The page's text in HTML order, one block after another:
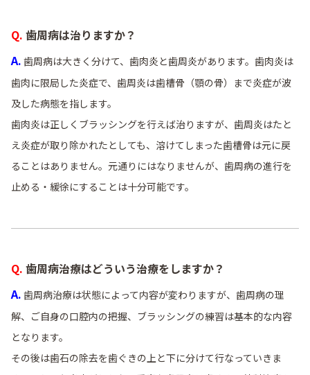
Q. 歯周病は治りますか？
A. 歯周病は大きく分けて、歯肉炎と歯周炎があります。歯肉炎は
歯肉に限局した炎症で、歯周炎は歯槽骨（顎の骨）まで炎症が波
及した病態を指します。
歯肉炎は正しくブラッシングを行えば治りますが、歯周炎はたと
え炎症が取り除かれたとしても、溶けてしまった歯槽骨は元に戻
ることはありません。元通りにはなりませんが、歯周病の進行を
止める・緩徐にすることは十分可能です。
Q. 歯周病治療はどういう治療をしますか？
A. 歯周病治療は状態によって内容が変わりますが、歯周病の理
解、ご自身の口腔内の把握、ブラッシングの練習は基本的な内容
となります。
その後は歯石の除去を歯ぐきの上と下に分けて行なっていきま